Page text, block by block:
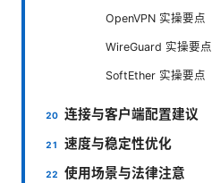
OpenVPN 实操要点
WireGuard 实操要点
SoftEther 实操要点
连接与客户端配置建议
速度与稳定性优化
使用场景与法律注意